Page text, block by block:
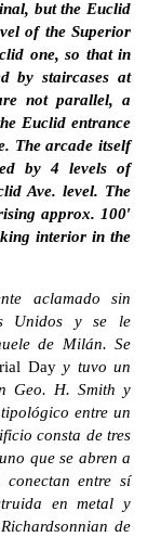
but the Euclid
of the Superior
one, so that in
by staircases at
not parallel, a
Euclid entrance
The arcade itself
by 4 levels of
Ave. level. The
approx. 100′
interior in the
aclamado sin
Unidos y se le
de Milán. Se
Dayy tuvo un
Geo. H. Smith y
entre un
consta de tres
que se abren a
conectan entre sí
en metal y
de